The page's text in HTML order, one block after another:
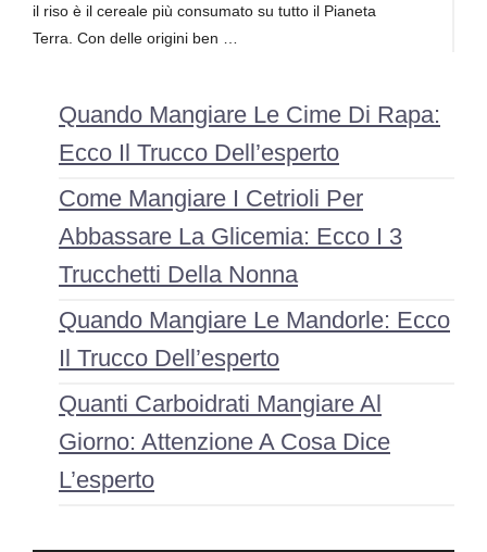
il riso è il cereale più consumato su tutto il Pianeta
Terra. Con delle origini ben …
Quando Mangiare Le Cime Di Rapa:
Ecco Il Trucco Dell’esperto
Come Mangiare I Cetrioli Per
Abbassare La Glicemia: Ecco I 3
Trucchetti Della Nonna
Quando Mangiare Le Mandorle: Ecco
Il Trucco Dell’esperto
Quanti Carboidrati Mangiare Al
Giorno: Attenzione A Cosa Dice
L’esperto